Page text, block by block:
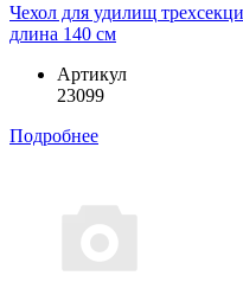
Чехол для удилищ
длина 140 см
Артикул
23099
Подробнее